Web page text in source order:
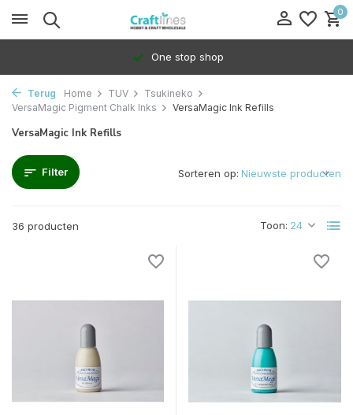
0
100% Dedicated to independents
Terug Home TUV
Tsukineko
VersaMagic Pigment Chalk Inks
VersaMagic Ink Refills
VersaMagic Ink Refills
Filter
36 producten Toon:
Sorteren op: